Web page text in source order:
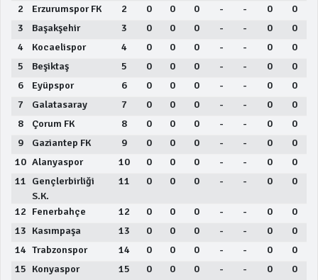
2
Erzurumspor FK 2 0 0 0 - - 0
0
3
Başakşehir 3 0 0 0 - - 0
0
4
Kocaelispor 4 0 0 0 - - 0
0
5
Beşiktaş 5 0 0 0 - - 0
0
6
Eyüpspor 6 0 0 0 - - 0
0
7
Galatasaray 7 0 0 0 - - 0
0
8
Çorum FK 8 0 0 0 - - 0
0
9
Gaziantep FK 9 0 0 0 - - 0
0
10 Alanyaspor 10 0 0 0 - - 0
0
11 Gençlerbirliği
S.K.
11 0 0 0 - - 0 0
12 Fenerbahçe 12 0 0 0 - - 0
0
13 Kasımpaşa 13 0 0 0 - - 0
0
14 Trabzonspor 14 0 0 0 - - 0
0
15 Konyaspor 15 0 0 0 - - 0
0